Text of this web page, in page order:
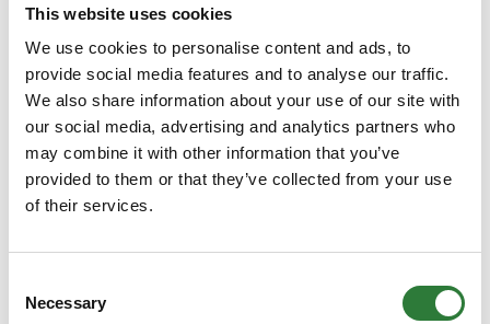
This website uses cookies
We use cookies to personalise content and ads, to
provide social media features and to analyse our traffic.
We also share information about your use of our site with
our social media, advertising and analytics partners who
may combine it with other information that you’ve
provided to them or that they’ve collected from your use
of their services.
Selection
Necessary